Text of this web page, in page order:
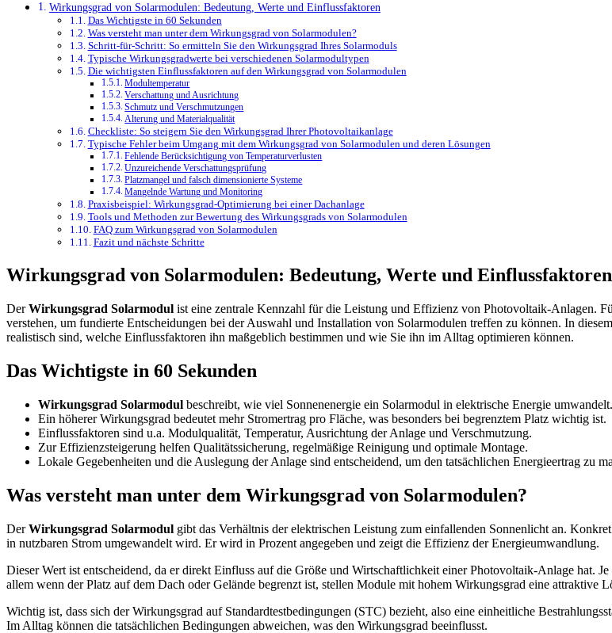
Wirkungsgrad von Solarmodulen: Bedeutung, Werte und Einflussfaktoren
Das Wichtigste in 60 Sekunden
Was versteht man unter dem Wirkungsgrad von Solarmodulen?
Schritt-für-Schritt: So ermitteln Sie den Wirkungsgrad Ihres Solarmoduls
Typische Wirkungsgradwerte bei verschiedenen Solarmodultypen
Die wichtigsten Einflussfaktoren auf den Wirkungsgrad von Solarmodulen
Modultemperatur
Verschattung und Ausrichtung
Schmutz und Verschmutzungen
Alterung und Materialqualität
Checkliste: So steigern Sie den Wirkungsgrad Ihrer Photovoltaikanlage
Typische Fehler beim Umgang mit dem Wirkungsgrad von Solarmodulen und deren Lösungen
Fehlende Berücksichtigung von Temperaturverlusten
Unzureichende Verschattungsprüfung
Platzmangel und falsch dimensionierte Systeme
Mangelnde Wartung und Monitoring
Praxisbeispiel: Wirkungsgrad-Optimierung bei einer Dachanlage
Tools und Methoden zur Bewertung des Wirkungsgrads von Solarmodulen
FAQ zum Wirkungsgrad von Solarmodulen
Fazit und nächste Schritte
Wirkungsgrad von Solarmodulen: Bedeutung, Werte und Einflussfaktoren
DerWirkungsgrad Solarmodul ist eine zentrale Kennzahl für die Leistung und Effizienz von Photovoltaik-Anlagen.
verstehen, um fundierte Entscheidungen bei der Auswahl und Installation von Solarmodulen treffen zu können. In
realistisch sind, welche Einflussfaktoren ihn maßgeblich bestimmen und wie Sie ihn im Alltag optimieren können.
Das Wichtigste in 60 Sekunden
Wirkungsgrad Solarmodul beschreibt, wie viel Sonnenenergie ein Solarmodul in elektrische Energie umwandelt.
Ein höherer Wirkungsgrad bedeutet mehr Stromertrag pro Fläche, was besonders bei begrenztem Platz wichtig ist.
Einflussfaktoren sind u.a. Modulqualität, Temperatur, Ausrichtung der Anlage und Verschmutzung.
Zur Effizienzsteigerung helfen Qualitätssicherung, regelmäßige Reinigung und optimale Montage.
Lokale Gegebenheiten und die Auslegung der Anlage sind entscheidend, um den tatsächlichen Energieertrag zu
Was versteht man unter dem Wirkungsgrad von Solarmodulen?
DerWirkungsgrad Solarmodul gibt das Verhältnis der elektrischen Leistung zum einfallenden Sonnenlicht an.
in nutzbaren Strom umgewandelt wird. Er wird in Prozent angegeben und zeigt die Effizienz der Energieumwandlung.
Dieser Wert ist entscheidend, da er direkt Einfluss auf die Größe und Wirtschaftlichkeit einer Photovoltaik-Anlage hat.
allem wenn der Platz auf dem Dach oder Gelände begrenzt ist, stellen Module mit hohem Wirkungsgrad eine attraktive
Wichtig ist, dass sich der Wirkungsgrad auf Standardtestbedingungen (STC) bezieht, also eine einheitliche
Im Alltag können die tatsächlichen Bedingungen abweichen, was den Wirkungsgrad beeinflusst.